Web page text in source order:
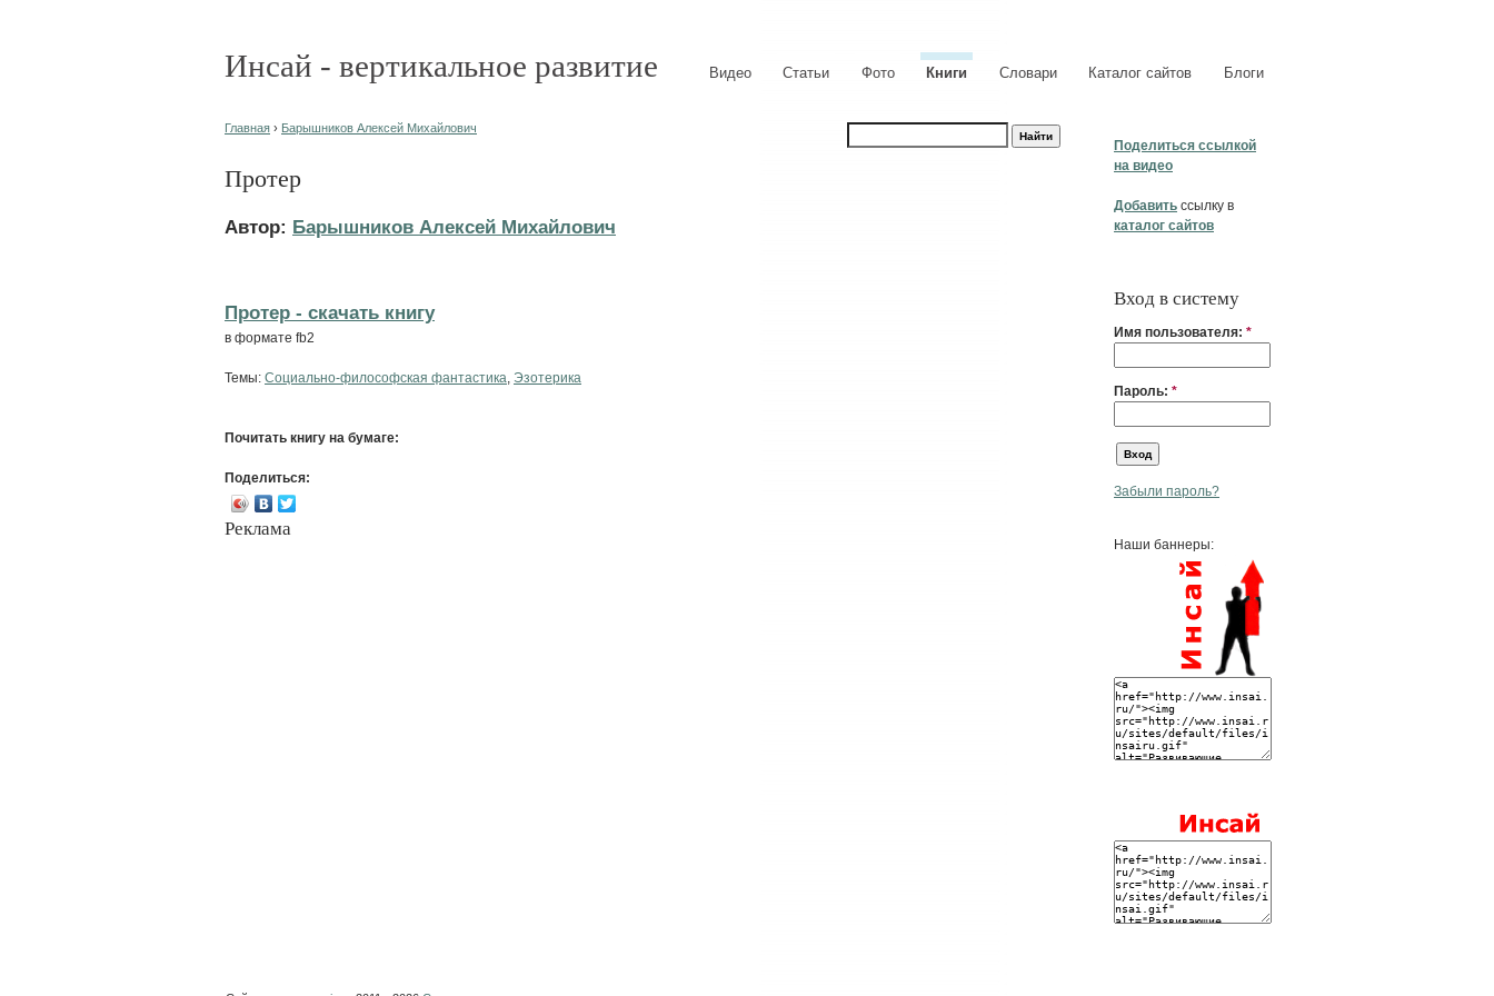
Инсай - вертикальное развитие Видео Статьи Фото Книги Словари Каталог сайтов Блоги
Поделиться ссылкой
на видео
Добавить ссылку в
каталог сайтов
Вход в систему
Имя пользователя: *
Пароль: *
Забыли пароль?
Наши баннеры:
Главная › Барышников Алексей Михайлович
Протер
Автор: Барышников Алексей Михайлович
Протер - cкачать книгу
в формате fb2
Темы: Социально-философская фантастика Эзотерика
Почитать книгу на бумаге:
Поделиться:
Реклама